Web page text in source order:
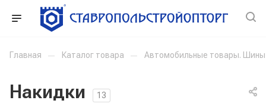
Главная — Каталог товара — Автомобильные товары. Шины
Накидки 13